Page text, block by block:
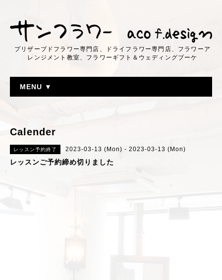
プリザーブドフラワー専門店、ドライフラワー専門店、フラワーア
レンジメント教室、フラワーギフト＆ウェディングブーケ
MENU ▼
Calender
レッスン予約終了 2023-03-13 (Mon) - 2023-03-13 (Mon)
レッスンご予約締め切りました